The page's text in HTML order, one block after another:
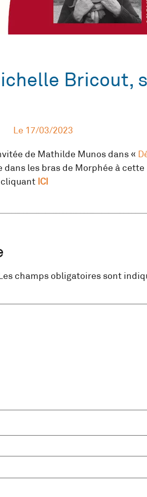
Bricout,
Le 17/03/2023
de Mathilde Munos dans «
les bras de Morphée à
cliquant ICI
champs obligatoires sont